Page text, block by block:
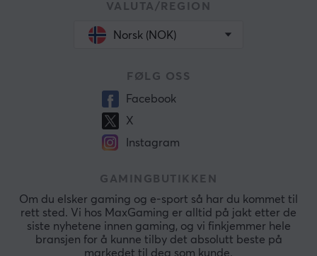
VALUTA/REGION
Norsk (NOK)
FØLG OSS
Facebook
X
Instagram
GAMINGBUTIKKEN
Om du elsker gaming og e-sport så har du kommet til
rett sted. Vi hos MaxGaming er alltid på jakt etter de
siste nyhetene innen gaming, og vi finkjemmer hele
bransjen for å kunne tilby det absolutt beste på
markedet til deg som kunde.